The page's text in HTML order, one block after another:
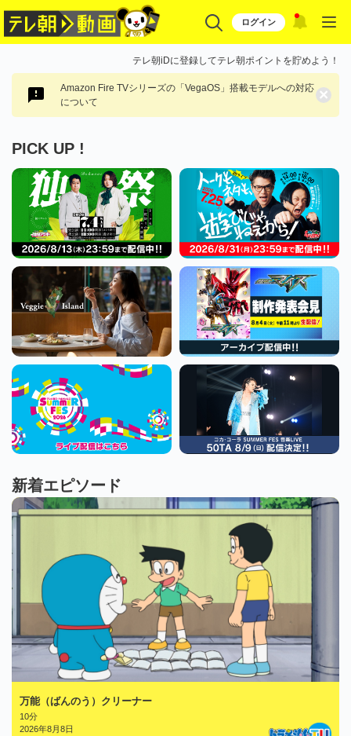
ログイン
テレ朝iDに登録してテレ朝ポイントを貯めよう！
Amazon Fire TVシリーズの「VegaOS」搭載モデルへの対応
について
×
PICK UP !
新着エピソード
万能（ばんのう）クリーナー
10分
2026年8月8日